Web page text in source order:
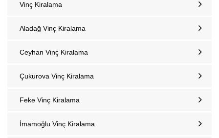
Vinç Kiralama
Aladağ Vinç Kiralama
Ceyhan Vinç Kiralama
Çukurova Vinç Kiralama
Feke Vinç Kiralama
İmamoğlu Vinç Kiralama